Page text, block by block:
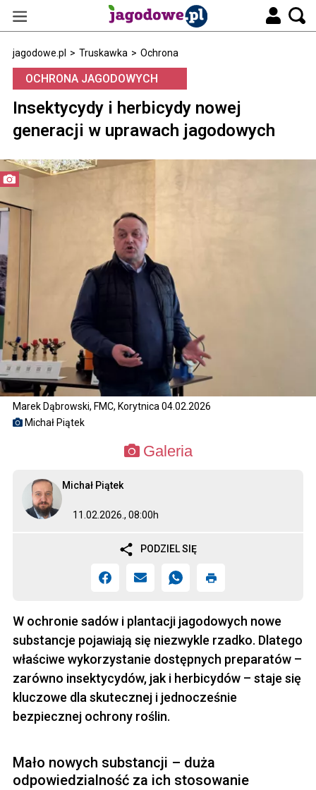
jagodowe.pl > Truskawka > Ochrona
Marek Dąbrowski, FMC, Korytnica 04.02.2026
Michał Piątek
OCHRONA JAGODOWYCH
Insektycydy i herbicydy nowej
generacji w uprawach jagodowych
Galeria
11.02.2026., 08:00h
Michał Piątek
PODZIEL SIĘ
W ochronie sadów i plantacji jagodowych nowe
substancje pojawiają się niezwykle rzadko. Dlatego
właściwe wykorzystanie dostępnych preparatów –
zarówno insektycydów, jak i herbicydów – staje się
kluczowe dla skutecznej i jednocześnie
bezpiecznej ochrony roślin.
Mało nowych substancji – duża
odpowiedzialność za ich stosowanie